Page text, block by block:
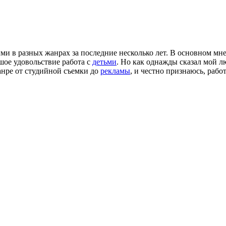
в разных жанрах за последние несколько лет. В основном
удовольствие работа с детьми. Но как однажды сказал мой
от студийной съемки до рекламы, и честно признаюсь,